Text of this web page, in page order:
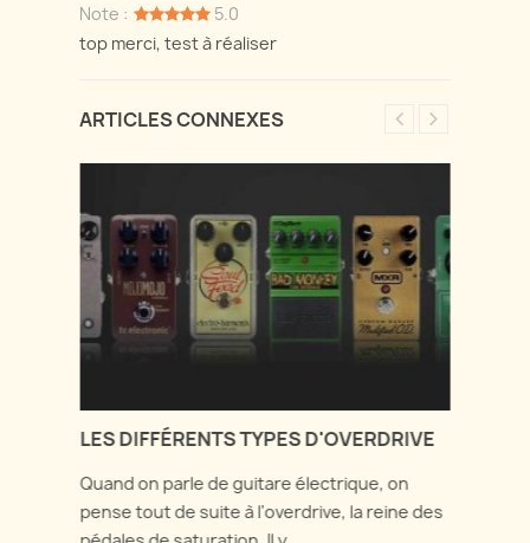
Note :
5.0
top merci, test à réaliser
ARTICLES CONNEXES
LES DIFFÉRENTS TYPES D'OVERDRIVE
Quand on parle de guitare électrique, on
pense tout de suite à l'overdrive, la reine des